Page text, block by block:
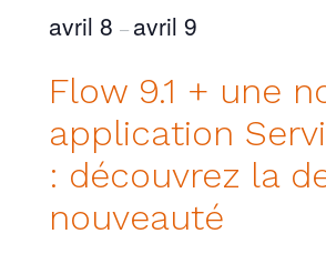
avril 8 – avril 9
Flow 9.1 + une
application
: découvrez la
nouveauté